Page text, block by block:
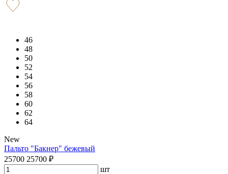
46
48
50
52
54
56
58
60
62
64
New
Пальто "Бакнер" бежевый
25700 25700 ₽
шт